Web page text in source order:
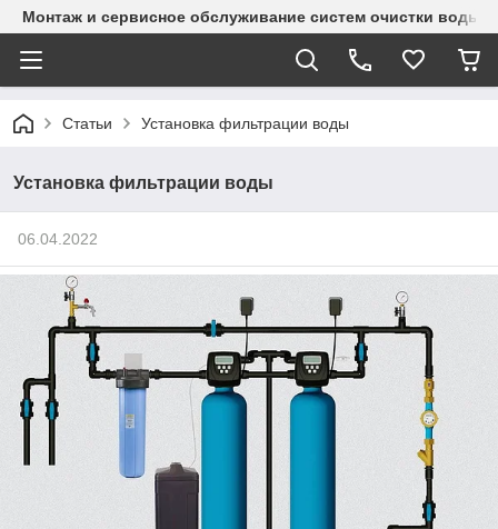
Монтаж и сервисное обслуживание систем очистки воды
Статьи Установка фильтрации воды
Установка фильтрации воды
06.04.2022